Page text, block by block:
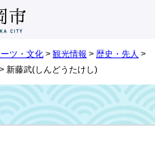
ツ・文化 > 観光情報 > 歴史・先人 >
> 新藤武(しんどうたけし)